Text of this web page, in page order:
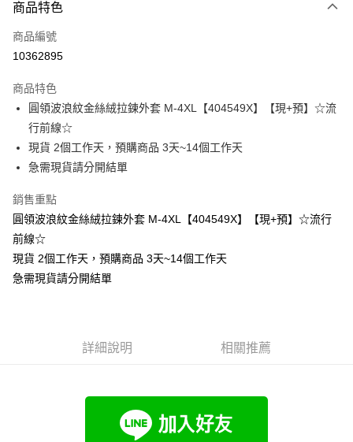
信用卡一次付款
超商取貨付款
Apple Pay
街口支付
悠遊付
Google Pay
全支付
大哥付你分期
2.付款方式選擇「大哥付你分期」，訂單成立後會自動跳轉到大哥付的交易
4.訂單成立30分鐘內，如未前往確認交易或遇審核未通過，訂單將自動取
消。如遇「轉專審核」未通過狀況，表示未達大哥付你分期系統評分，恕無
１．簡單：不需註冊會員、不需綁卡、不需儲值。
２．便利：只要手機號碼，簡訊認證，即可結帳。
３．安心：先確認商品／服務後，再付款。
「Hami Point」為中華電信所提供之點數服務，可於會員專區綁定中華電信
會員帳號後，即可在購物車使用 Hami Point 折抵消費金額 (1點等於1元)。
商品特色
商品編號
10362895
商品特色
圓領波浪紋金絲絨拉鍊外套 M-4XL【404549X】【現+預】☆流
行前線☆
現貨 2個工作天，預購商品 3天~14個工作天
急需現貨請分開結單
銷售重點
圓領波浪紋金絲絨拉鍊外套 M-4XL【404549X】【現+預】☆流行
前線☆
現貨 2個工作天，預購商品 3天~14個工作天
急需現貨請分開結單
詳細說明 相關推薦